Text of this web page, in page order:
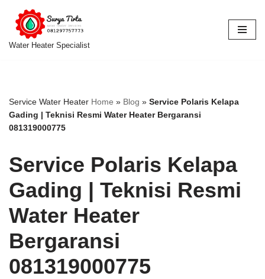
Lompat
ke
Water Heater Specialist
Service Water Heater Home » Blog » Service Polaris Kelapa
Gading | Teknisi Resmi Water Heater Bergaransi
081319000775
Service Polaris Kelapa
Gading | Teknisi Resmi
Water Heater
Bergaransi
081319000775